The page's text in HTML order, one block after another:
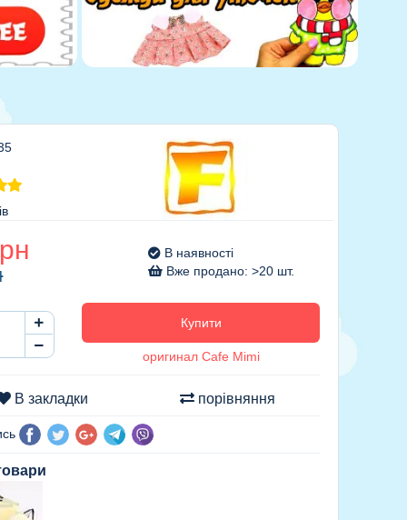
В наявності
Вже продано: >20 шт.
Купити
оригинал Cafe Mimi
В закладки порівняння